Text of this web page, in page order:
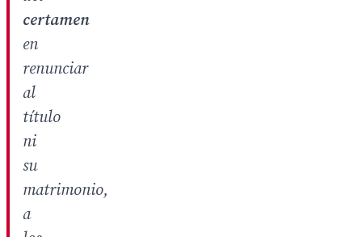
certamen
en
renunciar
al
título
ni
su
matrimonio,
a